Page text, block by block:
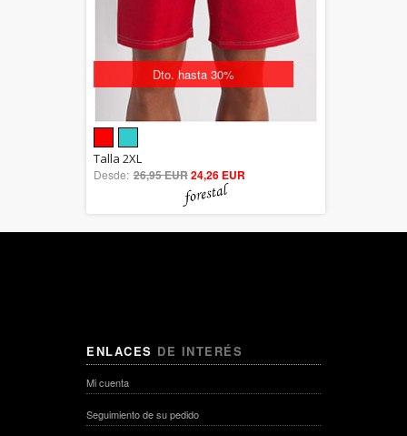
Dto. hasta 30%
out of 5
Talla 2XL
Desde: 26,95 EUR24,26 EUR
ENLACES DE INTERÉS
Mi cuenta
Seguimiento de su pedido